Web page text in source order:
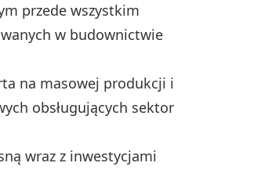
przede wszystkim
w budownictwie
na masowej produkcji i
obsługujących sektor
wraz z inwestycjami